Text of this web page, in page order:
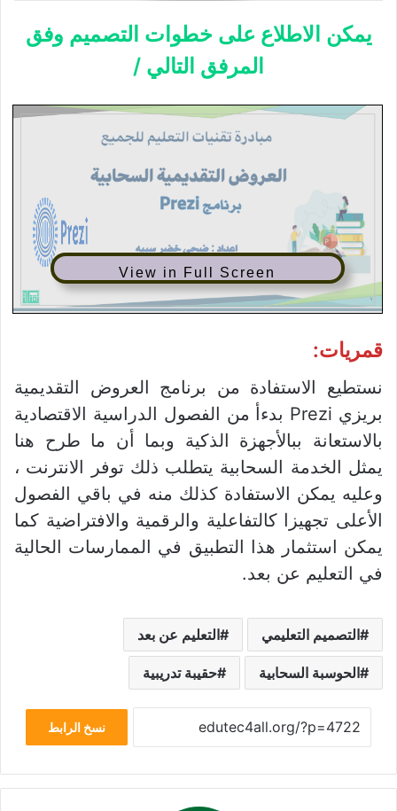
يمكن الاطلاع على خطوات التصميم وفق
المرفق التالي /
View in Full Screen
قمريات:
نستطيع الاستفادة من برنامج العروض التقديمية
بريزي Prezi بدءأ من الفصول الدراسية الاقتصادية
بالاستعانة ببالأجهزة الذكية وبما أن ما طرح هنا
يمثل الخدمة السحابية يتطلب ذلك توفر الانترنت ،
وعليه يمكن الاستفادة كذلك منه في باقي الفصول
الأعلى تجهيزا كالتفاعلية والرقمية والافتراضية كما
يمكن استثمار هذا التطبيق في الممارسات الحالية
في التعليم عن بعد.
التصميم التعليمي التعليم عن بعد
الحوسبة السحابية حقيبة تدريبية
نسخ الرابط